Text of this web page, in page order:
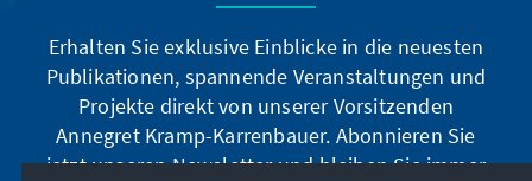
Erhalten Sie exklusive Einblicke in die neuesten
Publikationen, spannende Veranstaltungen und
Projekte direkt von unserer Vorsitzenden
Annegret Kramp-Karrenbauer. Abonnieren Sie
jetzt unseren Newsletter und bleiben Sie immer